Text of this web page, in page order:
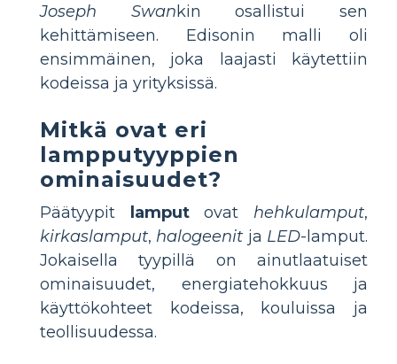
Joseph Swankin osallistui sen
kehittämiseen. Edisonin malli oli
ensimmäinen, joka laajasti käytettiin
kodeissa ja yrityksissä.
Mitkä ovat eri
lampputyyppien
ominaisuudet?
Päätyypit lamputovat hehkulamput,
kirkaslamput, halogeenit ja LED-lamput.
Jokaisella tyypillä on ainutlaatuiset
ominaisuudet, energiatehokkuus ja
käyttökohteet kodeissa, kouluissa ja
teollisuudessa.